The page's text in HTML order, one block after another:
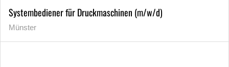
Systembediener für Druckmaschinen (m/w/d)
Münster